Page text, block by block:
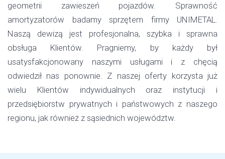
geometrii zawieszeń pojazdów. Sprawność
amortyzatorów badamy sprzętem firmy UNIMETAL.
Naszą dewizą jest profesjonalna, szybka i sprawna
obsługa Klientów. Pragniemy, by każdy był
usatysfakcjonowany naszymi usługami i z chęcią
odwiedził nas ponownie. Z naszej oferty korzysta już
wielu Klientów indywidualnych oraz instytucji i
przedsiębiorstw prywatnych i państwowych z naszego
regionu, jak również z sąsiednich województw.